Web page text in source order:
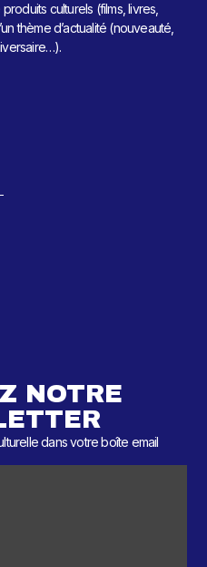
culturels (films, livres,
thème d’actualité (nouveauté,
NOTRE
dans votre boîte email